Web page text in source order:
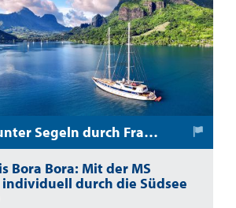
Kreuzfahrt unter Segeln durch Französisch-Polynesien
Bora Bora: Mit der MS
individuell durch die Südsee